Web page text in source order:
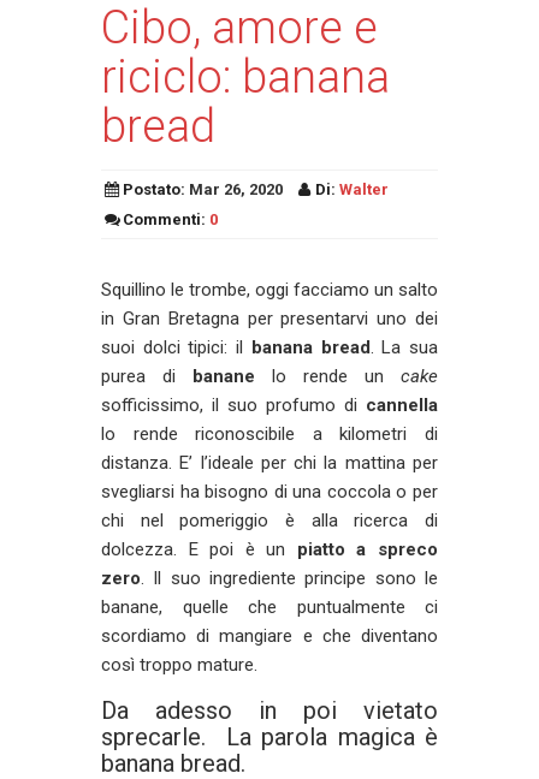
Cibo, amore e
riciclo: banana
bread
Postato: Mar 26, 2020 Di: Walter
Commenti: 0
Squillino le trombe, oggi facciamo un salto
in Gran Bretagna per presentarvi uno dei
suoi dolci tipici: il banana bread. La sua
purea di banane lo rende un cake
sofficissimo, il suo profumo di cannella
lo rende riconoscibile a kilometri di
distanza. E’ l’ideale per chi la mattina per
svegliarsi ha bisogno di una coccola o per
chi nel pomeriggio è alla ricerca di
dolcezza. E poi è un piatto a spreco
zero. Il suo ingrediente principe sono le
banane, quelle che puntualmente ci
scordiamo di mangiare e che diventano
così troppo mature.
Da adesso in poi vietato
sprecarle. La parola magica è
banana bread.